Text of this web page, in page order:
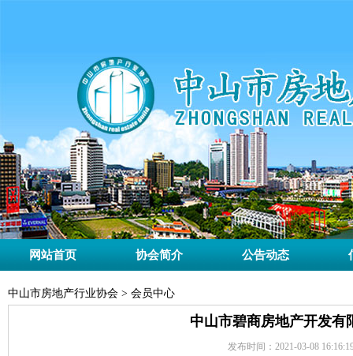
网站首页 协会简介 公告动态
中山市房地产行业协会 > 会员中心
中山市碧商房地产开发有
发布时间：2021-03-08